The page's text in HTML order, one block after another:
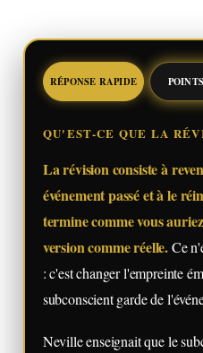
RÉPONSE RAPIDE
QU'EST-CE QUE LA
La révision consiste à
événement passé et à le
termine comme vous
version comme réelle.Ce
: c'est changer l'empreinte
subconscient garde de
Neville enseignait que le